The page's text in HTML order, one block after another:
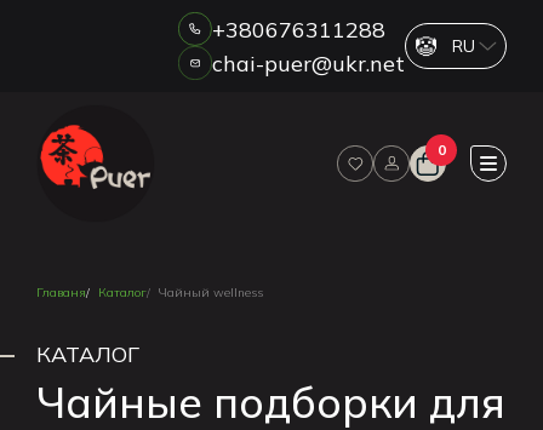
АКЦИИ
+380676311288
chai-puer@ukr.net
0
Главаня Каталог Чайный wellness
КАТАЛОГ
Чайные подборки для